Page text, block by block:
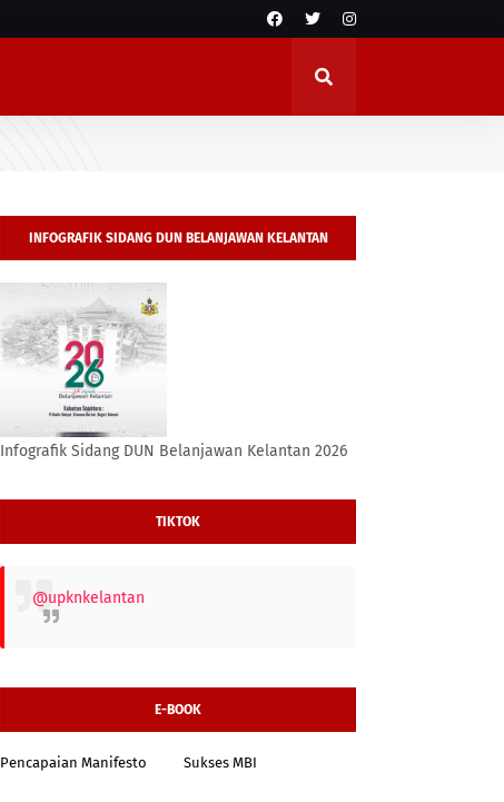
INFOGRAFIK SIDANG DUN BELANJAWAN KELANTAN
2026
Infografik Sidang DUN Belanjawan Kelantan 2026
TIKTOK
@upknkelantan
E-BOOK
Pencapaian Manifesto Sukses MBI